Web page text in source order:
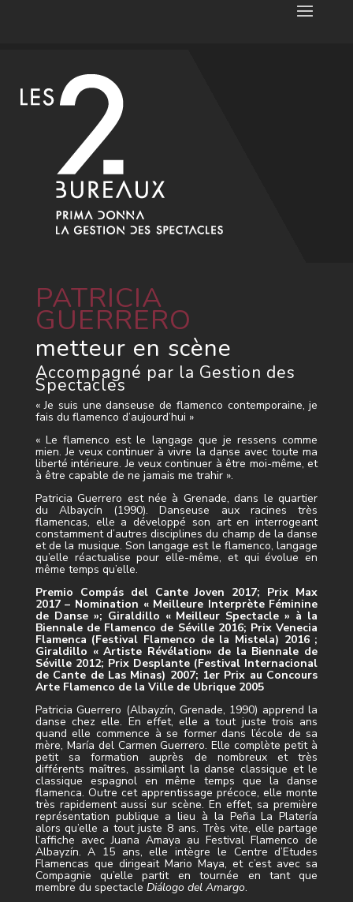
PATRICIA
GUERRERO
metteur en scène
Accompagné par la Gestion des
Spectacles
« Je suis une danseuse de flamenco contemporaine, je
fais du flamenco d’aujourd’hui »
« Le flamenco est le langage que je ressens comme
mien. Je veux continuer à vivre la danse avec toute ma
liberté intérieure. Je veux continuer à être moi-même, et
à être capable de ne jamais me trahir ».
Patricia Guerrero est née à Grenade, dans le quartier
du Albaycín (1990). Danseuse aux racines très
flamencas, elle a développé son art en interrogeant
constamment d’autres disciplines du champ de la danse
et de la musique. Son langage est le flamenco, langage
qu’elle réactualise pour elle-même, et qui évolue en
même temps qu’elle.
Premio Compás del Cante Joven 2017; Prix Max
2017 – Nomination « Meilleure Interprète Féminine
de Danse »; Giraldillo « Meilleur Spectacle » à la
Biennale de Flamenco de Séville 2016; Prix Venecia
Flamenca (Festival Flamenco de la Mistela) 2016 ;
Giraldillo « Artiste Révélation» de la Biennale de
Séville 2012; Prix Desplante (Festival Internacional
de Cante de Las Minas) 2007; 1er Prix au Concours
Arte Flamenco de la Ville de Ubrique 2005
Patricia Guerrero (Albayzín, Grenade, 1990) apprend la
danse chez elle. En effet, elle a tout juste trois ans
quand elle commence à se former dans l’école de sa
mère, María del Carmen Guerrero. Elle complète petit à
petit sa formation auprès de nombreux et très
différents maîtres, assimilant la danse classique et le
classique espagnol en même temps que la danse
flamenca. Outre cet apprentissage précoce, elle monte
très rapidement aussi sur scène. En effet, sa première
représentation publique a lieu à la Peña La Platería
alors qu’elle a tout juste 8 ans. Très vite, elle partage
l’affiche avec Juana Amaya au Festival Flamenco de
Albayzín. A 15 ans, elle intègre le Centre d’Etudes
Flamencas que dirigeait Mario Maya, et c’est avec sa
Compagnie qu’elle partit en tournée en tant que
membre du spectacle Diálogo del Amargo.